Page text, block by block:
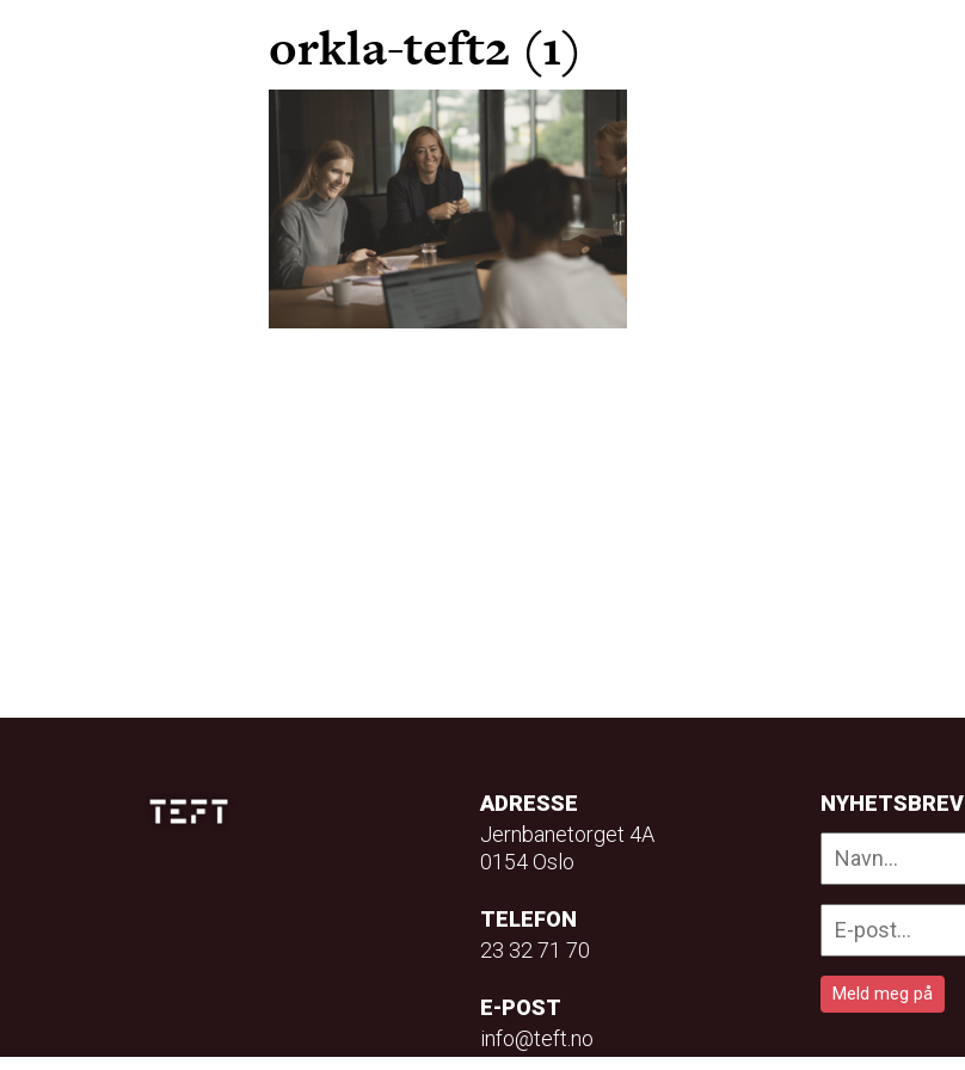
orkla-teft2 (1)
ADRESSE
Jernbanetorget 4A
0154 Oslo
TELEFON
23 32 71 70
E-POST
info@teft.no
NYHETSBREV